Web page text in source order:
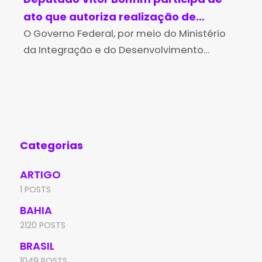
ato que autoriza realização de
estudos para concessão do Projeto
de Irrigação Vale do Iuiú, na Bahia.
O Governo Federal, por meio do Ministério
da Integração e do Desenvolvimento
Categorias
ARTIGO
1 POSTS
BAHIA
2120 POSTS
BRASIL